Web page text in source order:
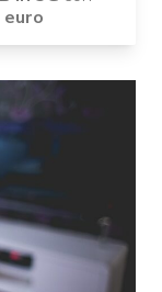
euro